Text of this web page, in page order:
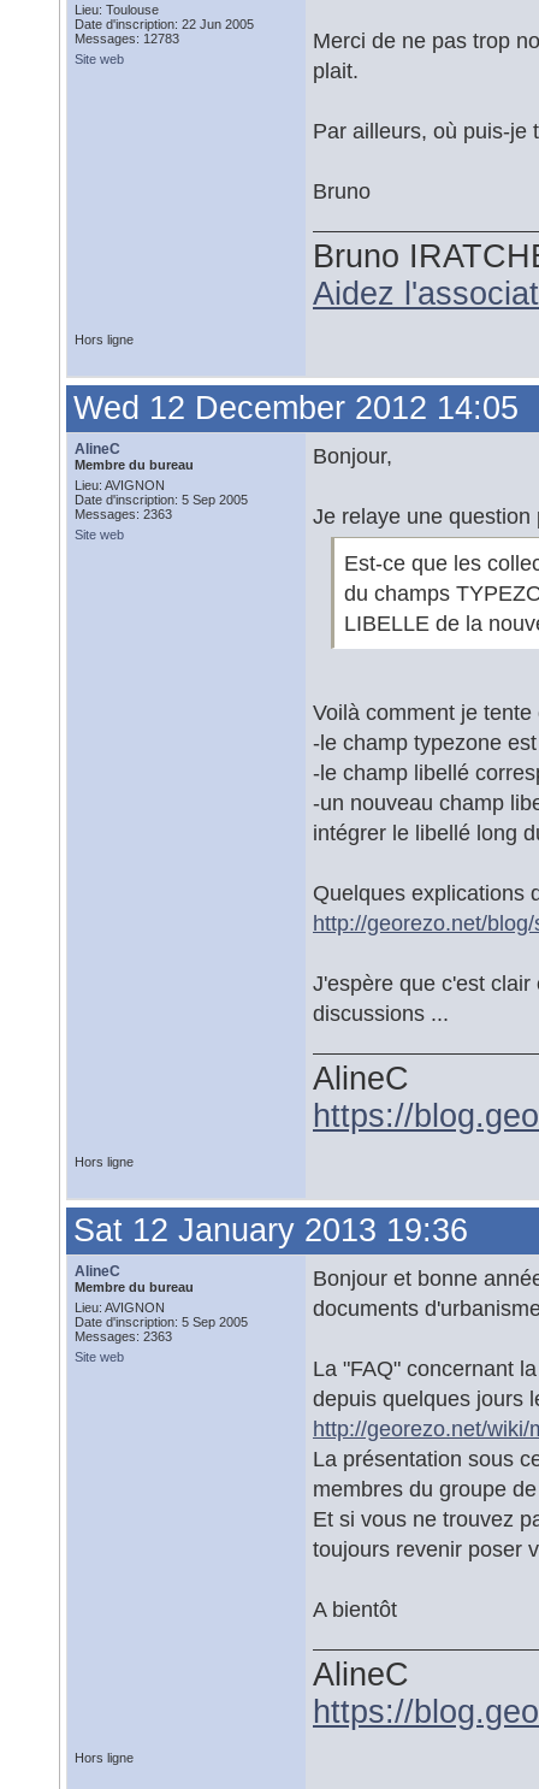
Lieu: Toulouse
Date d'inscription: 22 Jun 2005
Messages: 12783
Site web
Merci de ne pas trop
plait.
Par ailleurs, où puis-je
Bruno
Bruno
Aidez
Hors ligne
Wed 12 December 2012 14:05
AlineC
Membre du bureau
Lieu: AVIGNON
Date d'inscription: 5 Sep 2005
Messages: 2363
Site web
Bonjour,
Je relaye une
Est-ce que les
du champs
LIBELLE de la
Voilà comment je
-le champ typezone
-le champ libellé
-un nouveau champ
intégrer le libellé long
Quelques explications
http://georezo.net/
J'espère que c'est
discussions ...
AlineC
https://
Hors ligne
Sat 12 January 2013 19:36
AlineC
Membre du bureau
Lieu: AVIGNON
Date d'inscription: 5 Sep 2005
Messages: 2363
Site web
Bonjour et bonne
documents
La "FAQ" concernant
depuis quelques jours
http://georezo.net/
La présentation sous
membres du groupe
Et si vous ne trouvez
toujours revenir poser
A bientôt
AlineC
https://
Hors ligne